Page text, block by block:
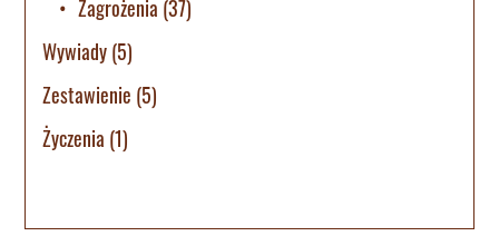
Zagrożenia (37)
Wywiady(5)
Zestawienie (5)
Życzenia (1)